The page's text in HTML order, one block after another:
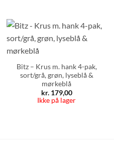
Bitz – Krus m. hank 4-pak,
sort/grå, grøn, lyseblå &
mørkeblå
kr.179,00
Ikke på lager